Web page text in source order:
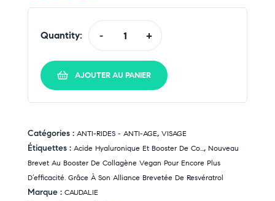
Quantity: - +
AJOUTER AU PANIER
Catégories : ANTI-RIDES - ANTI-AGE, VISAGE
Étiquettes : Acide Hyaluronique Et Booster De Co..., Nouveau
Brevet Au Booster De Collagène Vegan Pour Encore Plus
D’efficacité. Grâce À Son Alliance Brevetée De Resvératrol
Marque : CAUDALIE